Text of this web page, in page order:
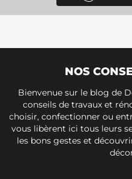
NOS
Bienvenue sur le blog de
conseils de travaux et
choisir, confectionner ou
vous libèrent ici tous leurs
les bons gestes et